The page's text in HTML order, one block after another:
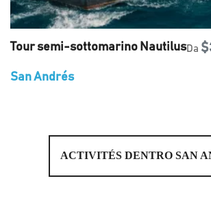
Tour semi-sottomarino NautilusDa
San Andrés
ACTIVITÉS DENTRO SAN